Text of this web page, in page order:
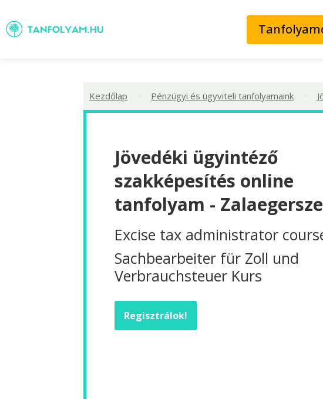
Kezdőlap Pénzügyi és ügyviteli tanfolyamaink
Jövedéki ügyintéző
szakképesítés online
tanfolyam -
Excise tax administrator
Sachbearbeiter für Zoll und
Verbrauchsteuer Kurs
Regisztrálok!